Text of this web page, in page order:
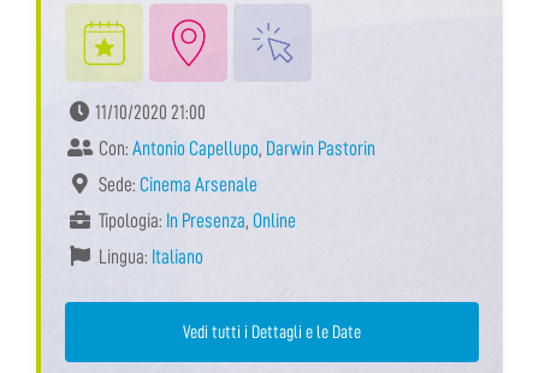
11/10/2020 21:00
Con: Antonio Capellupo, Darwin Pastorin
Sede: Cinema Arsenale
Tipologia: In Presenza, Online
Lingua: Italiano
Vedi tutti i Dettagli e le Date